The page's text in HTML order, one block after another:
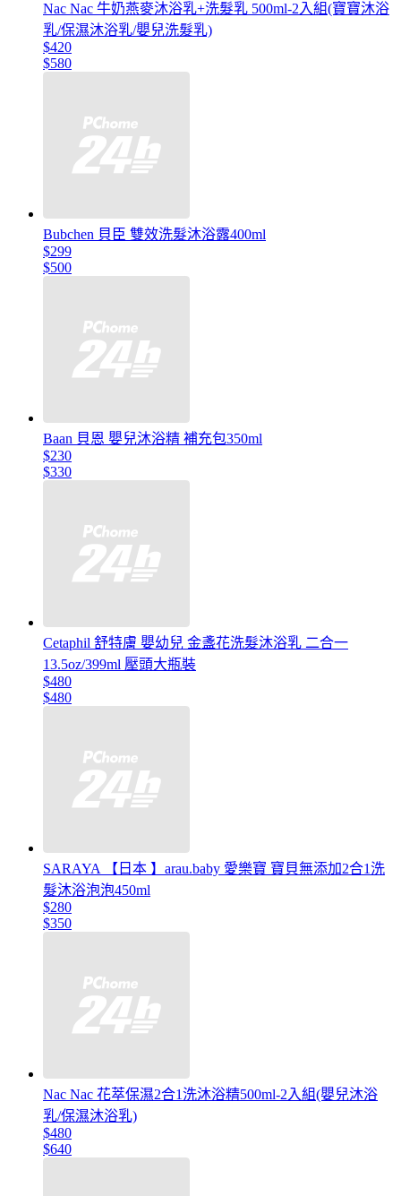
Nac Nac 牛奶燕麥沐浴乳+洗髮乳 500ml-2入組(寶寶沐浴
乳/保濕沐浴乳/嬰兒洗髮乳)
$420
$580
Bubchen 貝臣 雙效洗髮沐浴露400ml
$299
$500
Baan 貝恩 嬰兒沐浴精 補充包350ml
$230
$330
Cetaphil 舒特膚 嬰幼兒 金盞花洗髮沐浴乳 二合一
13.5oz/399ml 壓頭大瓶裝
$480
$480
SARAYA 【日本 】arau.baby 愛樂寶 寶貝無添加2合1洗
髮沐浴泡泡450ml
$280
$350
Nac Nac 花萃保濕2合1洗沐浴精500ml-2入組(嬰兒沐浴
乳/保濕沐浴乳)
$480
$640